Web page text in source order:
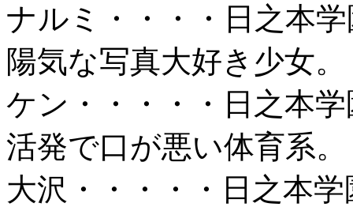
ナルミ・・・・日之本
陽気な写真大好き少女。
ケン・・・・・日之本
活発で口が悪い体育系。
大沢・・・・・日之本